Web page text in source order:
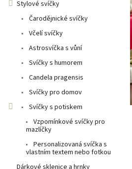
Stylové svíčky
Čarodějnické svíčky
Včelí svíčky
Astrosvíčka s vůní
Svíčky s humorem
Candela pragensis
Svíčky pro domov
Svíčky s potiskem
Vzpomínkové svíčky pro
mazlíčky
Personalizovaná svíčka s
vlastním textem nebo fotkou
Dárkové sklenice a hrnky
l